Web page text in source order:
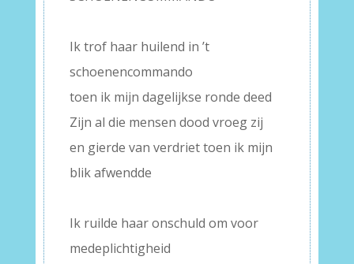
Ik trof haar huilend in ’t
schoenencommando
toen ik mijn dagelijkse ronde deed
Zijn al die mensen dood vroeg zij
en gierde van verdriet toen ik mijn
blik afwendde
Ik ruilde haar onschuld om voor
medeplichtigheid